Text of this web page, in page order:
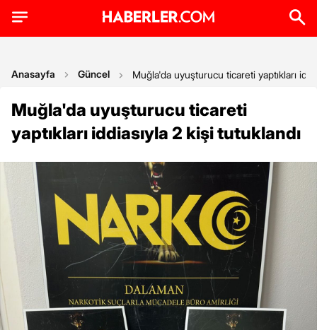
Anasayfa Güncel Muğla'da uyuşturucu ticareti yaptıkları
Muğla'da uyuşturucu ticareti
yaptıkları iddiasıyla 2 kişi tutuklandı